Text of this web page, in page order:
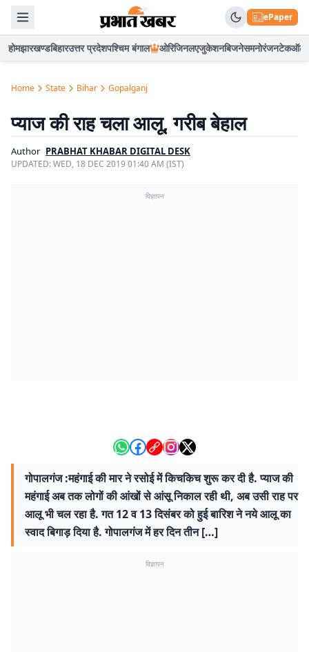
ePaper
होमझारखण्डबिहारउत्तर प्रदेशपश्चिम बंगाल ओरिजिनलएजुकेशनबिजनेसमनोरंजनटेकऑटो
Home State Bihar Gopalganj
प्याज की राह चला आलू, गरीब बेहाल
Author PRABHAT KHABAR DIGITAL DESK
UPDATED:WED, 18 DEC 2019 01:40 AM (IST)
विज्ञापन
गोपालगंज :महंगाई की मार ने रसोई में किचकिच शुरू कर दी है. प्याज की
महंगाई अब तक लोगों की आंखों से आंसू निकाल रही थी, अब उसी राह पर
आलू भी चल रहा है. गत 12 व 13 दिसंबर को हुई बारिश ने नये आलू का
स्वाद बिगाड़ दिया है. गोपालगंज में हर दिन तीन […]
विज्ञापन